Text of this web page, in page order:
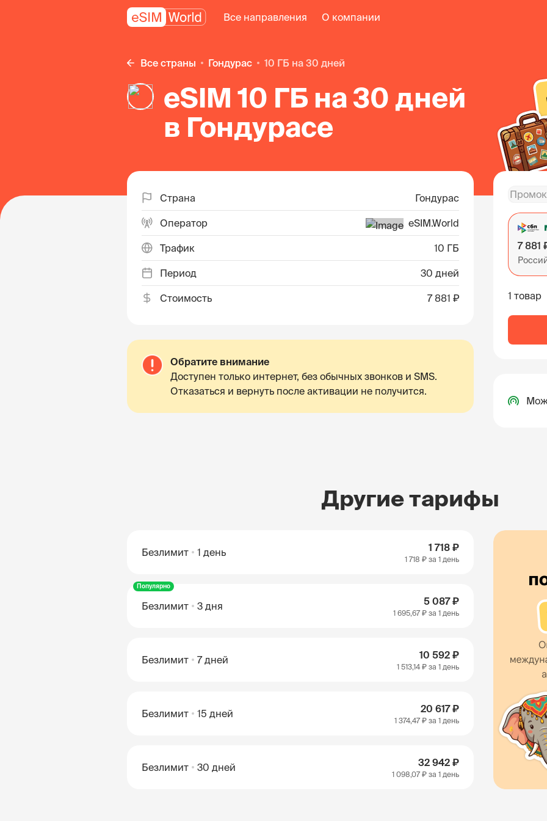
Все направления О компании
Все страны Гондурас 10 ГБ на 30 дней
eSIM 10 ГБ на 30 дней
в Гондурасе
Страна Гондурас
Оператор eSIM.World
Трафик 10 ГБ
Период 30 дней
Стоимость 7 881 ₽
Обратите внимание
Доступен только интернет, без обычных звонков и SMS.
Отказаться и вернуть после активации не получится.
7 881
1 товар
Другие тарифы
Безлимит 1 день 1 718 ₽
1 718 ₽ за 1 день
Популярно
Безлимит 3 дня 5 087 ₽
1 695,67 ₽ за 1 день
Безлимит 7 дней 10 592 ₽
1 513,14 ₽ за 1 день
Безлимит 15 дней 20 617 ₽
1 374,47 ₽ за 1 день
Безлимит 30 дней 32 942 ₽
1 098,07 ₽ за 1 день